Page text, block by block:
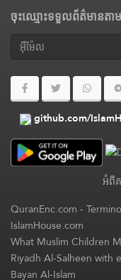
ចុះឈ្មោះទទួលព័ត៌មានតា
github.com/
អំពី​
QuranEnc.com-
IslamHouse.com
What Muslim Children
Riyadh Al-Salheen with
Bayan Al-Islam